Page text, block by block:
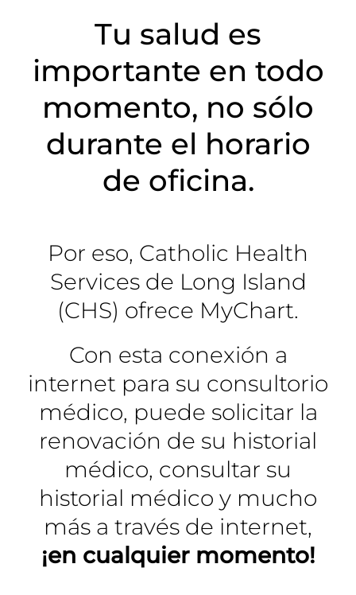
Agendar cita
Tu salud es
importante en todo
momento, no sólo
durante el horario
de oficina.
Por eso, Catholic Health
Services de Long Island
(CHS) ofrece MyChart.
Con esta conexión a
internet para su consultorio
médico, puede solicitar la
renovación de su historial
médico, consultar su
historial médico y mucho
más a través de internet,
¡en cualquier momento!